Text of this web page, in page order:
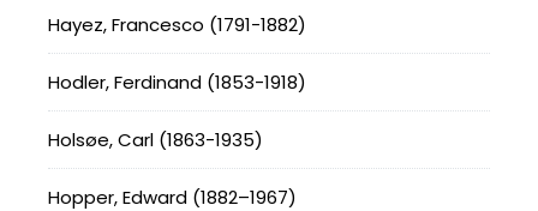
Hayez, Francesco (1791-1882)
Hodler, Ferdinand (1853-1918)
Holsøe, Carl (1863-1935)
Hopper, Edward (1882–1967)